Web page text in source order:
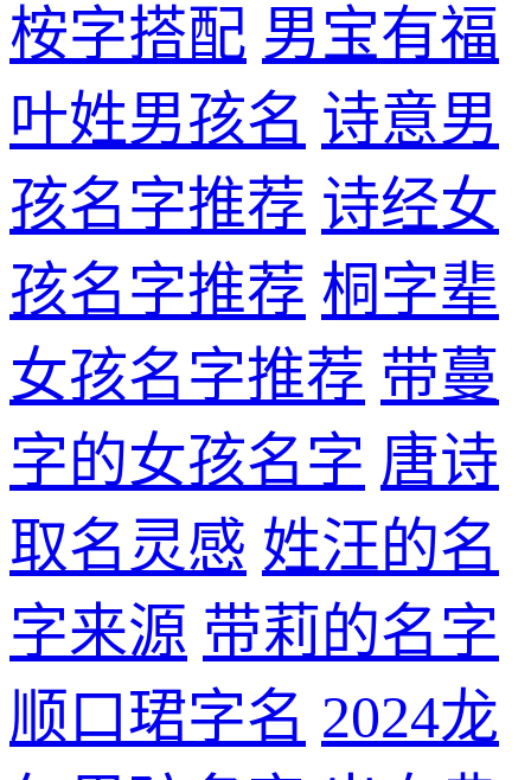
桉字搭配 男宝有福
叶姓男孩名 诗意男
孩名字推荐 诗经女
孩名字推荐 桐字辈
女孩名字推荐 带蔓
字的女孩名字 唐诗
取名灵感 姓汪的名
字来源 带莉的名字
顺口珺字名 2024龙